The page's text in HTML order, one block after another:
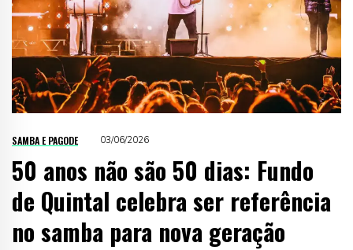
SAMBA E PAGODE 03/06/2026
50 anos não são 50 dias: Fundo
de Quintal celebra ser referência
no samba para nova geração